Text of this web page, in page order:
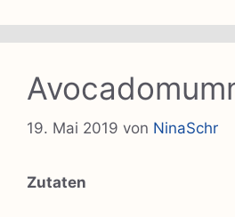
19. Mai 2019 von NinaSchr
Zutaten